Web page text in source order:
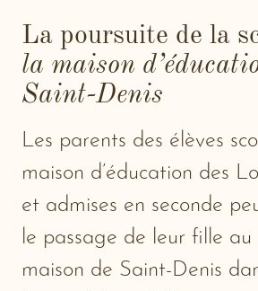
La poursuite de la
la maison
Saint-Denis
Les parents des élèves
maison d’éducation des
et admises en seconde
le passage de leur fille au
maison de Saint-Denis